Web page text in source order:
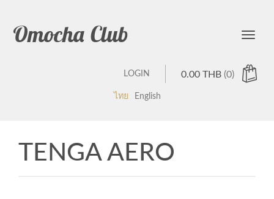
Omocha Club
0.00 THB (0)
LOGIN
ไทย English
TENGA AERO